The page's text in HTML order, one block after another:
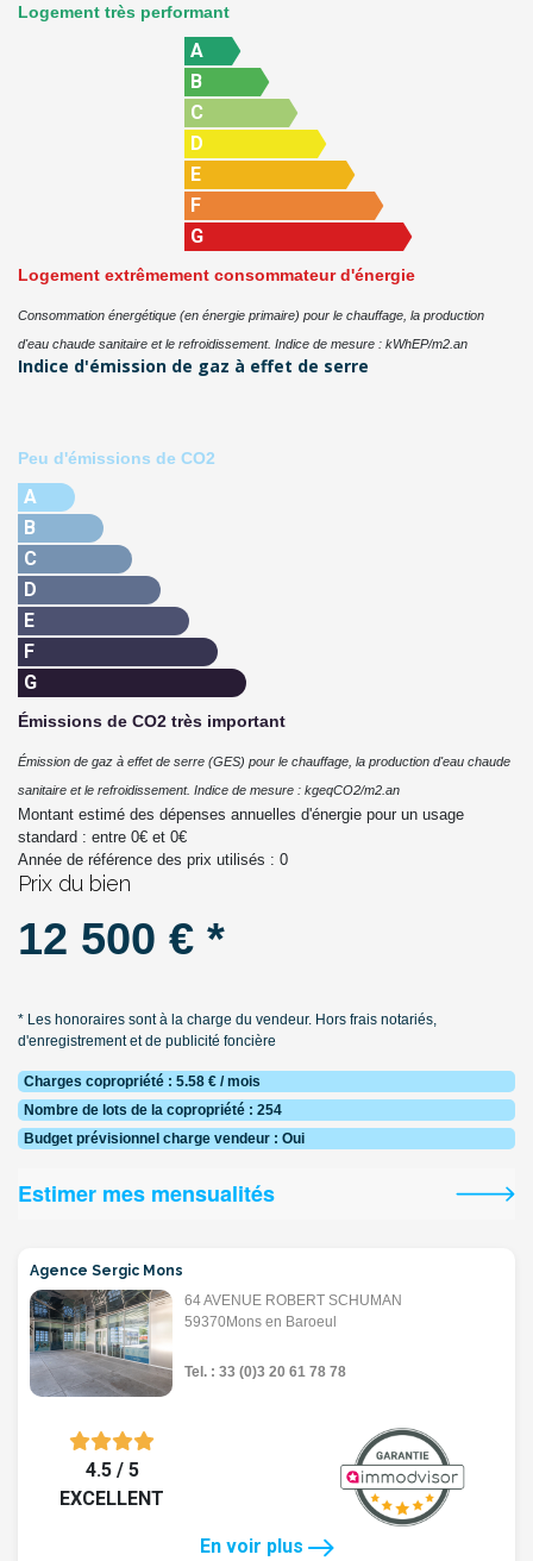
Logement très performant
A
B
C
D
E
F
G
Logement extrêmement consommateur d'énergie
Consommation énergétique (en énergie primaire) pour le chauffage, la production
d'eau chaude sanitaire et le refroidissement. Indice de mesure : kWhEP/m2.an
Indice d'émission de gaz à effet de serre
Peu d'émissions de CO2
A
B
C
D
E
F
G
Émissions de CO2 très important
Émission de gaz à effet de serre (GES) pour le chauffage, la production d'eau chaude
sanitaire et le refroidissement. Indice de mesure : kgeqCO2/m2.an
Montant estimé des dépenses annuelles d'énergie pour un usage
standard : entre 0€ et 0€
Année de référence des prix utilisés : 0
Prix du bien
12 500 € *
* Les honoraires sont à la charge du vendeur. Hors frais notariés,
d'enregistrement et de publicité foncière
Charges copropriété : 5.58 € / mois
Nombre de lots de la copropriété : 254
Budget prévisionnel charge vendeur : Oui
Estimer mes mensualités
Agence Sergic Mons
64 AVENUE ROBERT SCHUMAN
59370Mons en Baroeul
Tel. : 33 (0)3 20 61 78 78
4.5 / 5
EXCELLENT
En voir plus